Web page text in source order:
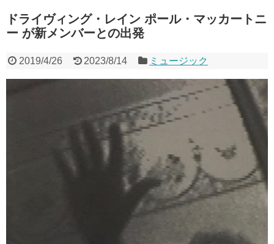
ドライヴィング・レイン ポール・マッカートニ
ー が新メンバーとの出発
2019/4/26 2023/8/14 ミュージック